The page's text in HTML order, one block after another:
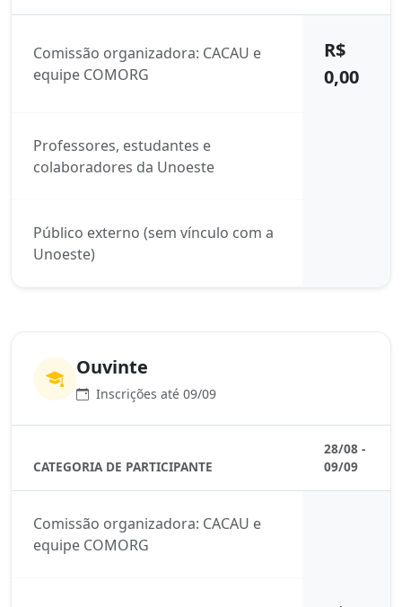
Comissão organizadora: CACAU e
equipe COMORG
R$
0,00
Professores, estudantes e
colaboradores da Unoeste
Público externo (sem vínculo com a
Unoeste)
Ouvinte
Inscrições até 09/09
CATEGORIA DE PARTICIPANTE
28/08 -
09/09
Comissão organizadora: CACAU e
equipe COMORG